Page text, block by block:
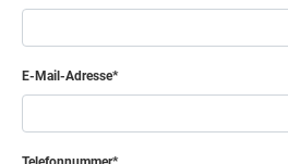
E-Mail-Adresse